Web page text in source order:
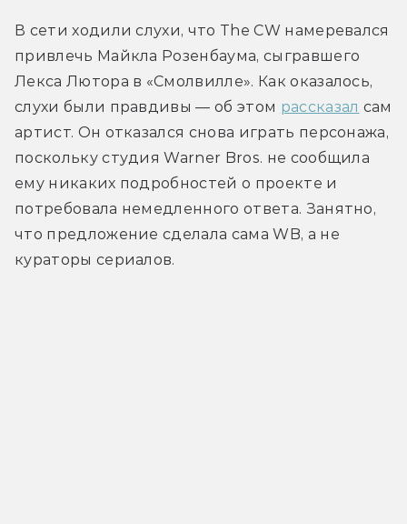
В сети ходили слухи, что The CW намеревался
привлечь Майкла Розенбаума, сыгравшего
Лекса Лютора в «Смолвилле». Как оказалось,
слухи были правдивы — об этом рассказал сам
артист. Он отказался снова играть персонажа,
поскольку студия Warner Bros. не сообщила
ему никаких подробностей о проекте и
потребовала немедленного ответа. Занятно,
что предложение сделала сама WB, а не
кураторы сериалов.